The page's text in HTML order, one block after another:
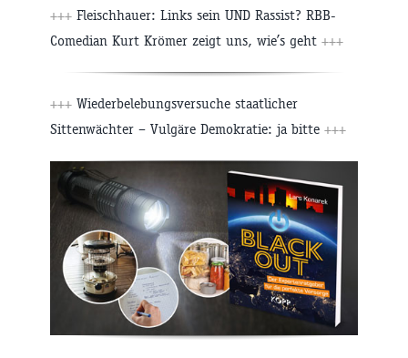
+++ Fleischhauer: Links sein UND Rassist? RBB-
Comedian Kurt Krömer zeigt uns, wie’s geht +++
+++ Wiederbelebungsversuche staatlicher
Sittenwächter – Vulgäre Demokratie: ja bitte +++